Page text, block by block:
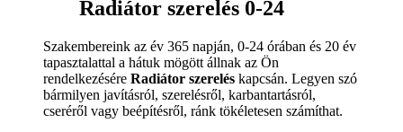
Radiátor szerelés 0-24
Szakembereink az év 365 napján, 0-24 órában és 20 év
tapasztalattal a hátuk mögött állnak az Ön
rendelkezésére Radiátor szerelés kapcsán. Legyen szó
bármilyen javításról, szerelésről, karbantartásról,
cseréről vagy beépítésről, ránk tökéletesen számíthat.